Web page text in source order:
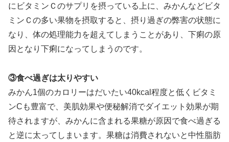
にビタミンＣのサプリを摂っている上に、みかんなどビタ
ミンＣの多い果物を摂取すると、摂り過ぎの弊害の状態に
なり、体の処理能力を超えてしまうことがあり、下痢の原
因となり下痢になってしまうのです。
③食べ過ぎは太りやすい
みかん1個のカロリーはだいたい40kcal程度と低くビタミ
ンCも豊富で、美肌効果や便秘解消でダイエット効果が期
待されますが、みかんに含まれる果糖が原因で食べ過ぎる
と逆に太ってしまいます。果糖は消費されないと中性脂肪